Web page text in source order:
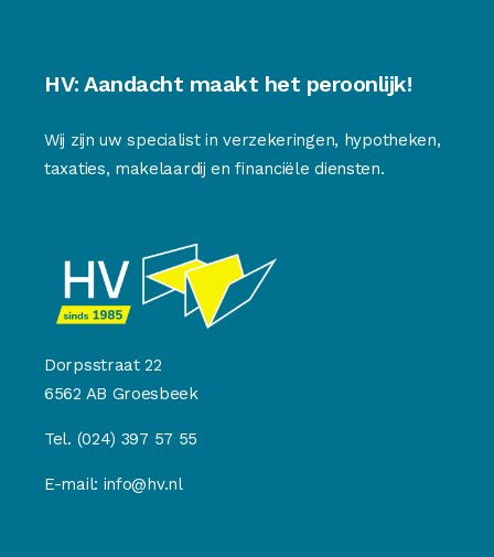
HV: Aandacht maakt het peroonlijk!
Wij zijn uw specialist in verzekeringen, hypotheken,
taxaties, makelaardij en financiële diensten.
Dorpsstraat 22
6562 AB Groesbeek
Tel. (024) 397 57 55
E-mail: info@hv.nl